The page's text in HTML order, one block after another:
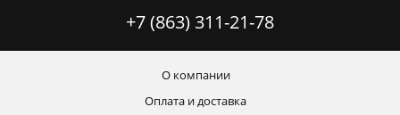
+7 (863) 311-21-78
О компании
Оплата и доставка